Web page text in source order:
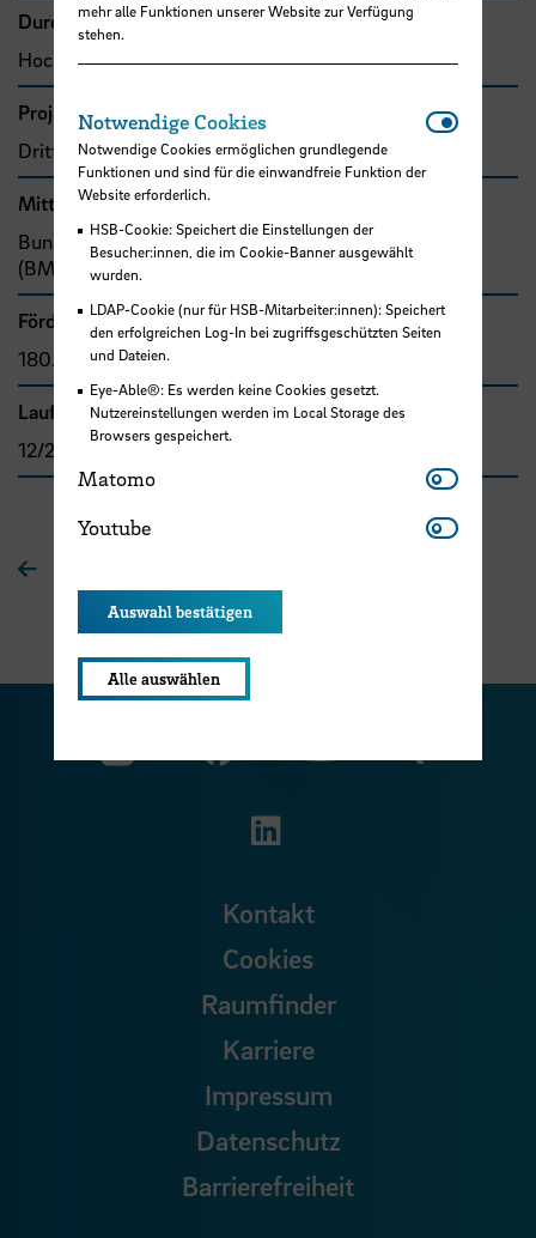
Durchführende Organisation
Hochschule Bremen, Fakultät 5
Projekttyp
Drittmittelprojekt (Zuwendung)
Mittel- bzw. Auftragsgeber
Bund, Bundesministerium für Bildung und Forschung
(BMBF)
Förder- bzw. Auftragssumme
180.960,00 €
Laufzeit
12/2021 - 03/2023
Zu unserer
Kontakt
Cookies
Raumfinder
Karriere
Impressum
Datenschutz
Barrierefreiheit
mehr alle Funktionen unserer Website zur Verfügung
stehen.
Notwendige Cookies
Notwendige Cookies ermöglichen grundlegende
Funktionen und sind für die einwandfreie Funktion der
Website erforderlich.
HSB-Cookie: Speichert die Einstellungen der
Besucher:innen, die im Cookie-Banner ausgewählt
wurden.
LDAP-Cookie (nur für HSB-Mitarbeiter:innen): Speichert
den erfolgreichen Log-In bei zugriffsgeschützten Seiten
und Dateien.
Eye-Able®: Es werden keine Cookies gesetzt.
Nutzereinstellungen werden im Local Storage des
Browsers gespeichert.
Matomo Matomo
Youtube Youtube
Auswahl bestätigen
Alle auswählen